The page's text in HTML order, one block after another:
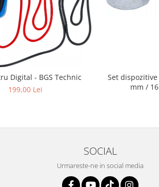
Digital - BGS Technic
199,00 Lei
Set
mm /
SOCIAL
Urmareste-ne in social media